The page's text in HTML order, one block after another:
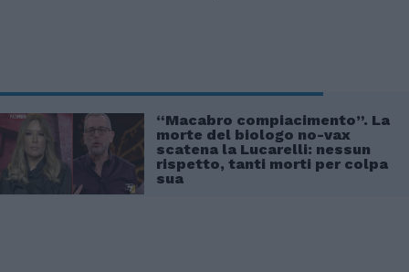
“Macabro compiacimento”. La
morte del biologo no-vax
scatena la Lucarelli: nessun
rispetto, tanti morti per colpa
sua